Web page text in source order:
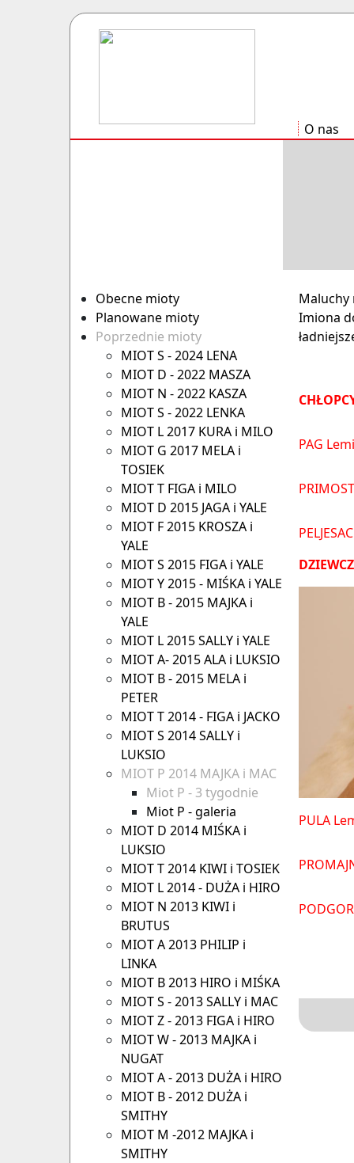
O nas
Obecne mioty
Planowane mioty
Poprzednie mioty
MIOT S - 2024 LENA
MIOT D - 2022 MASZA
MIOT N - 2022 KASZA
MIOT S - 2022 LENKA
MIOT L 2017 KURA i MILO
MIOT G 2017 MELA i
TOSIEK
MIOT T FIGA i MILO
MIOT D 2015 JAGA i YALE
MIOT F 2015 KROSZA i
YALE
MIOT S 2015 FIGA i YALE
MIOT Y 2015 - MIŚKA i YALE
MIOT B - 2015 MAJKA i
YALE
MIOT L 2015 SALLY i YALE
MIOT A- 2015 ALA i LUKSIO
MIOT B - 2015 MELA i
PETER
MIOT T 2014 - FIGA i JACKO
MIOT S 2014 SALLY i
LUKSIO
MIOT P 2014 MAJKA i MAC
Miot P - 3 tygodnie
Miot P - galeria
MIOT D 2014 MIŚKA i
LUKSIO
MIOT T 2014 KIWI i TOSIEK
MIOT L 2014 - DUŻA i HIRO
MIOT N 2013 KIWI i
BRUTUS
MIOT A 2013 PHILIP i
LINKA
MIOT B 2013 HIRO i MIŚKA
MIOT S - 2013 SALLY i MAC
MIOT Z - 2013 FIGA i HIRO
MIOT W - 2013 MAJKA i
NUGAT
MIOT A - 2013 DUŻA i HIRO
MIOT B - 2012 DUŻA i
SMITHY
MIOT M -2012 MAJKA i
SMITHY
Maluchy
Imiona
PAG
PULA